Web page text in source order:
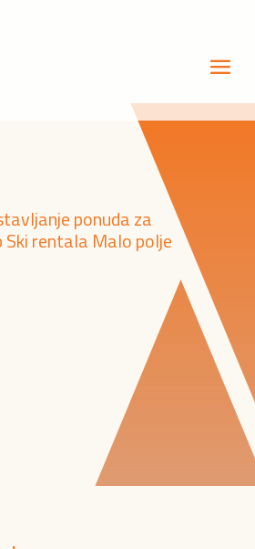
ponuda za
Ski rentala Malo polje